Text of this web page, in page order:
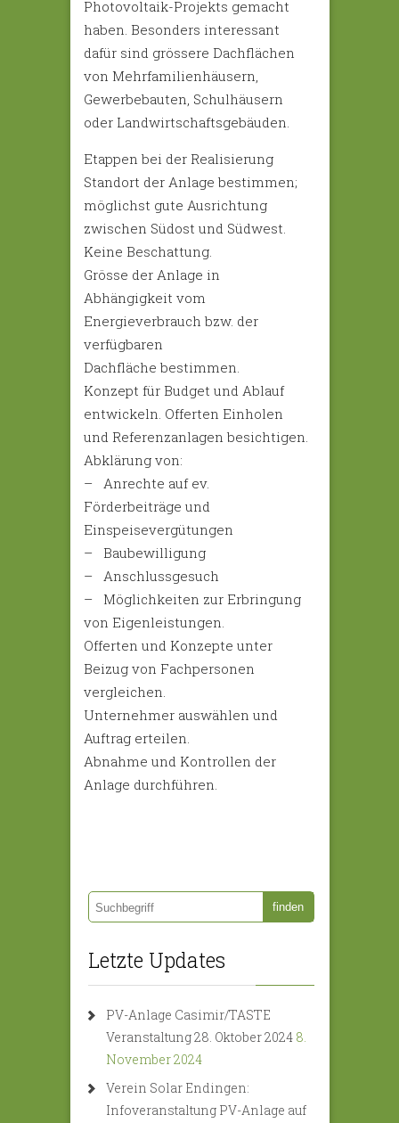
Photovoltaik-Projekts gemacht
haben. Besonders interessant
dafür sind grössere Dachflächen
von Mehrfamilienhäusern,
Gewerbebauten, Schulhäusern
oder Landwirtschaftsgebäuden.
Etappen bei der Realisierung
Standort der Anlage bestimmen;
möglichst gute Ausrichtung
zwischen Südost und Südwest.
Keine Beschattung.
Grösse der Anlage in
Abhängigkeit vom
Energieverbrauch bzw. der
verfügbaren
Dachfläche bestimmen.
Konzept für Budget und Ablauf
entwickeln. Offerten Einholen
und Referenzanlagen besichtigen.
Abklärung von:
– Anrechte auf ev.
Förderbeiträge und
Einspeisevergütungen
– Baubewilligung
– Anschlussgesuch
– Möglichkeiten zur Erbringung
von Eigenleistungen.
Offerten und Konzepte unter
Beizug von Fachpersonen
vergleichen.
Unternehmer auswählen und
Auftrag erteilen.
Abnahme und Kontrollen der
Anlage durchführen.
Letzte Updates
PV-Anlage Casimir/TASTE
Veranstaltung 28. Oktober 2024 8.
November 2024
Verein Solar Endingen:
Infoveranstaltung PV-Anlage auf